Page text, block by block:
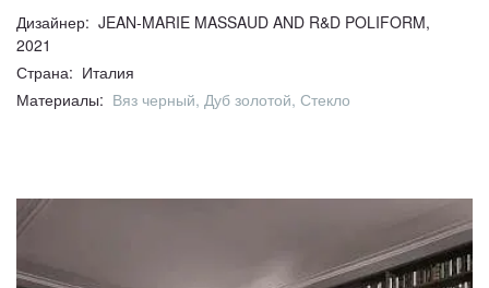
Дизайнер: JEAN-MARIE MASSAUD AND R&D POLIFORM,
2021
Страна: Италия
Материалы: Вяз черный, Дуб золотой, Стекло